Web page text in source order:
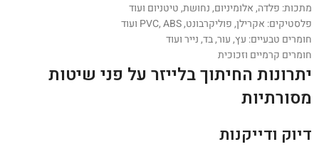
מתכות: פלדה, אלומיניום, נחושת, טיטניום ועוד
פלסטיקים: אקרילן, פוליקרבונט, PVC, ABS ועוד
חומרים טבעיים: עץ, עור, בד, נייר ועוד
חומרים קרמיים וזכוכית
יתרונות החיתוך בלייזר על פני שיטות
מסורתיות
דיוק ודייקנות